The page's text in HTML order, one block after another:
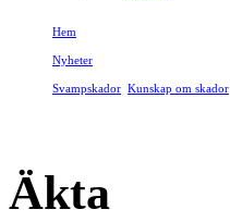
Hem
Nyheter
Svampskador Kunskap om skador
Äkta